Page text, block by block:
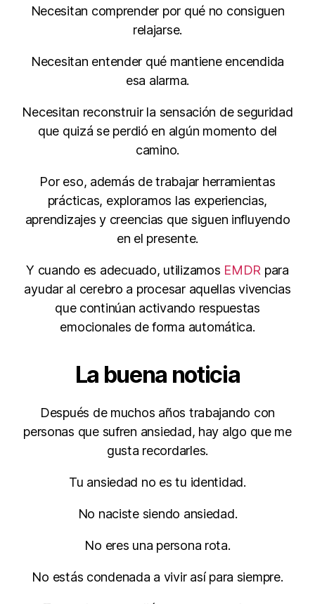
Necesitan comprender por qué no consiguen
relajarse.
Necesitan entender qué mantiene encendida
esa alarma.
Necesitan reconstruir la sensación de seguridad
que quizá se perdió en algún momento del
camino.
Por eso, además de trabajar herramientas
prácticas, exploramos las experiencias,
aprendizajes y creencias que siguen influyendo
en el presente.
Y cuando es adecuado, utilizamos EMDR para
ayudar al cerebro a procesar aquellas vivencias
que continúan activando respuestas
emocionales de forma automática.
La buena noticia
Después de muchos años trabajando con
personas que sufren ansiedad, hay algo que me
gusta recordarles.
Tu ansiedad no es tu identidad.
No naciste siendo ansiedad.
No eres una persona rota.
No estás condenada a vivir así para siempre.